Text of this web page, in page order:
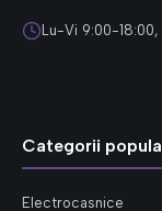
Lu-Vi 9:00-18:00,
Categorii
Electrocasnice